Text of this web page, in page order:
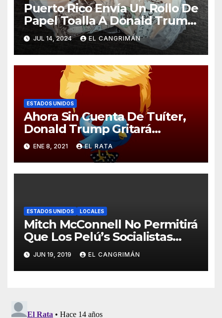
Puerto Rico Envía Un Rollo De
Papel Toalla A Donald Trump
Pa’ Que Use Las Hojas De
Curita
JUL 14, 2024 EL CANGRIMÁN
ESTADOS UNIDOS
Ahora Sin Cuenta De Tuíter,
Donald Trump Gritará
Barrabasadas Desde Una
Tumbacocos
ENE 8, 2021 EL RATA
ESTADOS UNIDOS LOCALES
Mitch McConnell No Permitirá
Que Los Pelú’s Socialistas
Comunistas Del PNP Logren
La Estadidad
JUN 19, 2019 EL CANGRIMÁN